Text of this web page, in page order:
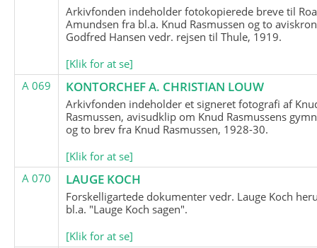
Arkivfonden indeholder fotokopierede breve til
Amundsen fra bl.a. Knud Rasmussen og to
Godfred Hansen vedr. rejsen til Thule, 1919.
[Klik for at se]
A 069
KONTORCHEF A. CHRISTIAN LOUW
Arkivfonden indeholder et signeret fotografi af
Rasmussen, avisudklip om Knud Rasmussens
og to brev fra Knud Rasmussen, 1928-30.
[Klik for at se]
A 070
LAUGE KOCH
Forskelligartede dokumenter vedr. Lauge Koch
bl.a. "Lauge Koch sagen".
[Klik for at se]